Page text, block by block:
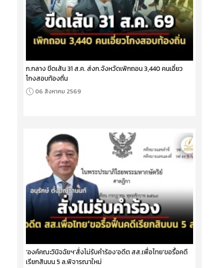
ก.กลาง ขีดเส้น 31 ส.ค. ส่งก.จังหวัดเพิกถอน 3,440 คนเอี่ยว
โกงสอบท้องถิ่น
06 สิงหาคม 2569
‘องค์คณะวินิจฉัยฯ’สั่งไม่รับคำร้อง‘อดีต สส.เพื่อไทย’ขอรื้อคดี
เรียกสินบน 5 ล.พิจารณาใหม่